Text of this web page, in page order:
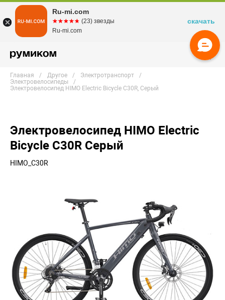
Главная Другое
Электротранспорт
Электровелосипеды
Электровелосипед HIMO Electric Bicycle C30R, Серый
Электровелосипед HIMO Electric
Bicycle C30R Серый
HIMO_C30R
Ru-mi.com
☆☆☆☆☆
★★★★★ (23) звезды
Ru-mi.com
скачать